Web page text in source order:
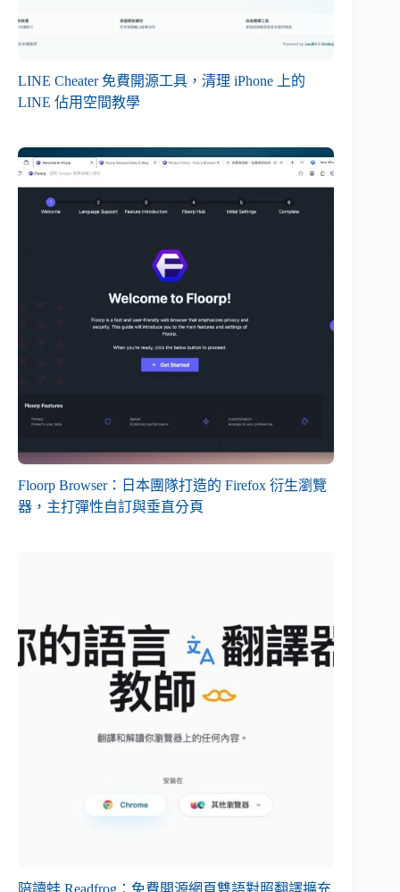
LINE Cheater 免費開源工具，清理 iPhone 上的
LINE 佔用空間教學
Floorp Browser：日本團隊打造的 Firefox 衍生瀏覽
器，主打彈性自訂與垂直分頁
陪讀蛙 Readfrog：免費開源網頁雙語對照翻譯擴充